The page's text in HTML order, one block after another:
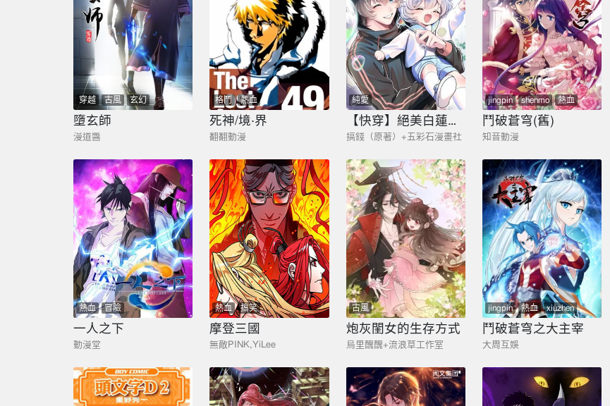
穿越 古風 玄幻
墮玄師
漫道醬
格鬥 熱血
死神/境·界
翻翻動漫
純愛
【快穿】絕美白蓮在線教學
搞錢（原著）+五彩石漫畫社
jingpin shenmo
熱血
xiuzhen
玄幻 mangai
鬥破蒼穹(舊)
知音動漫
熱血 冒險
一人之下
動漫堂
熱血 搞笑
摩登三國
無敵PINK,YiLee
古風
炮灰閨女的生存方式
烏里醜醜+流浪草工作室
jingpin 熱血
xiuzhen
玄幻
鬥破蒼穹之大主宰
大周互娛